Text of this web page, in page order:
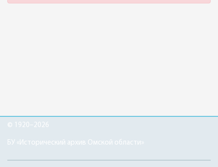
© 1920–2026
БУ «Исторический архив Омской области»